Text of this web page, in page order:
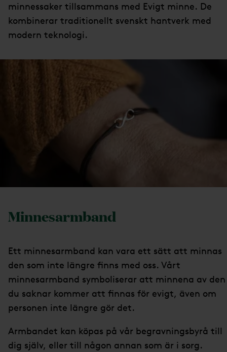
minnessaker tillsammans med Evigt minne. De
kombinerar traditionellt svenskt hantverk med
modern teknologi.
Minnesarmband
Ett minnesarmband kan vara ett sätt att minnas
den som inte längre finns med oss. Vårt
minnesarmband symboliserar att minnena av den
du saknar kommer att finnas för evigt, även om
personen inte längre gör det.
Armbandet kan köpas på vår begravningsbyrå till
dig själv, eller till någon annan som är i sorg.